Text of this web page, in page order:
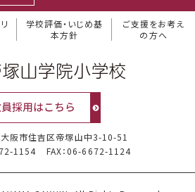
学校評価・いじめ基
本方針
ご支援をお考え
の方へ
阪市住吉区帝塚山中3-10-51
1154
FAX：06-6672-1124